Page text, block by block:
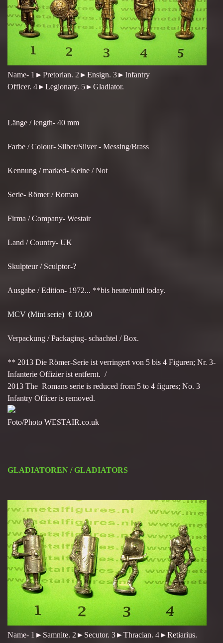
Name- 1►Pretorian. 2►Ensign. 3►Infantry
Officer. 4►Legionary. 5►Gladiator.
Länge / length- 40 mm
Farbe / Colour- Silber/Silver - Messing/Brass
Kennung / marked- Keine / Not
Serie- Römer / Roman
Firma / Company- Westair
Land / Country- UK
Skulpteur / Sculptor-?
Ausgabe / Edition- 1972... **bis heute/until today.
MCV (Mint serie) € 10,00
Verpackung / Packaging- schachtel / Box.
** 2013 Die Römer-Serie ist verringert von 5 bis 4 Figuren; Nr. 3-
Infanterie Offizier ist entfernt. /
2013 The Romans serie is reduced from 5 to 4 figures; No. 3
Infantry Officer is removed.
Foto/Photo WESTAIR.co.uk
GLADIATOREN / GLADIATORS
Name- 1►Samnite. 2►Secutor. 3►Thracian. 4►Retiarius.